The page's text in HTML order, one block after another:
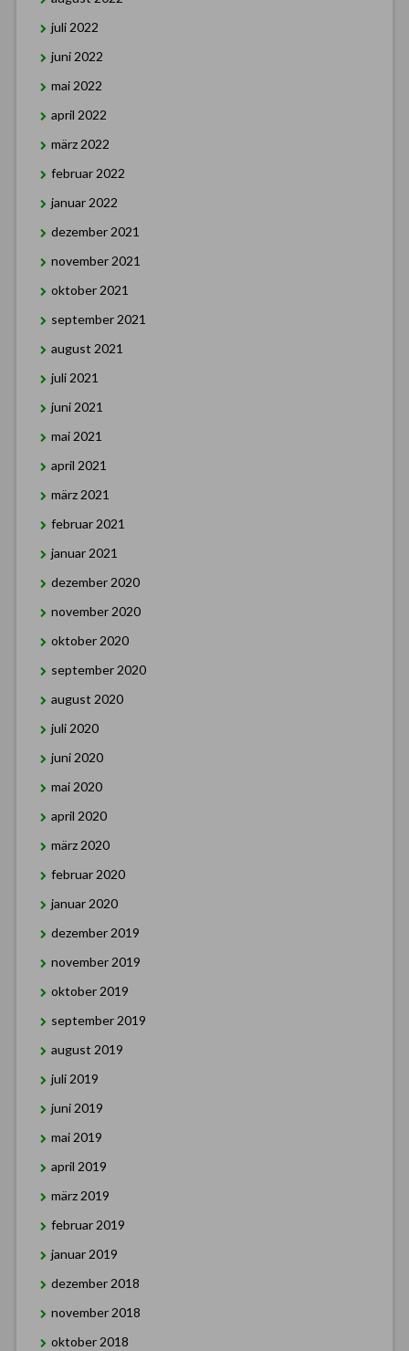
juli 2022
juni 2022
mai 2022
april 2022
märz 2022
februar 2022
januar 2022
dezember 2021
november 2021
oktober 2021
september 2021
august 2021
juli 2021
juni 2021
mai 2021
april 2021
märz 2021
februar 2021
januar 2021
dezember 2020
november 2020
oktober 2020
september 2020
august 2020
juli 2020
juni 2020
mai 2020
april 2020
märz 2020
februar 2020
januar 2020
dezember 2019
november 2019
oktober 2019
september 2019
august 2019
juli 2019
juni 2019
mai 2019
april 2019
märz 2019
februar 2019
januar 2019
dezember 2018
november 2018
oktober 2018